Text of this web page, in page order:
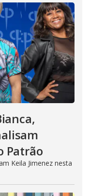
Patrão
Keila Jimenez nesta